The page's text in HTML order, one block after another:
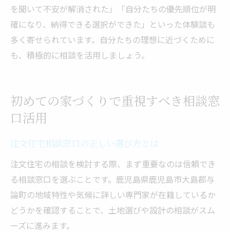
を聞いて不安が解消された」「自分たちの優先順位が明
確になり、納得できる選択ができた」といった体験談も
多く寄せられています。自分たちの理想に近づくために
も、積極的に相談を活用しましょう。
初めての家づくりで重視すべき相談窓
口活用
注文住宅相談窓口の正しい選び方とは
注文住宅の相談を検討する際、まず重要なのは信頼でき
る相談窓口を選ぶことです。鹿児島県鹿児島市大島郡与
論町の地域特性や気候に詳しい専門家が在籍しているか
どうかを確認することで、土地選びや設計の相談がスム
ーズに進みます。